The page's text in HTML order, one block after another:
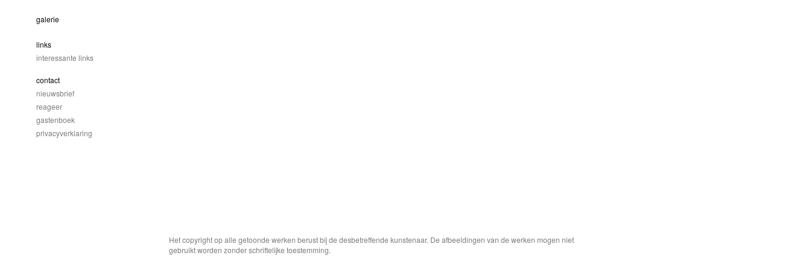
galerie
links
interessante links
contact
nieuwsbrief
reageer
gastenboek
privacyverklaring
Het copyright op alle getoonde werken berust bij de desbetreffende kunstenaar. De afbeeldingen van de werken mogen niet
gebruikt worden zonder schriftelijke toestemming.